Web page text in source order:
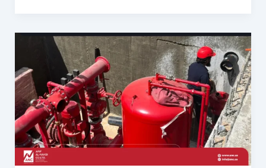
خطة
الإخلاء
في
الفنادق:
دور
أنظمة
الحريق
في
تنظيم